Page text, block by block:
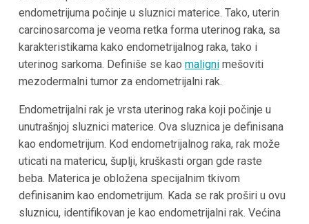
endometrijuma počinje u sluznici materice. Tako, uterin
carcinosarcoma je veoma retka forma uterinog raka, sa
karakteristikama kako endometrijalnog raka, tako i
uterinog sarkoma. Definiše se kao malignimešoviti
mezodermalni tumor za endometrijalni rak.
Endometrijalni rak je vrsta uterinog raka koji počinje u
unutrašnjoj sluznici materice. Ova sluznica je definisana
kao endometrijum. Kod endometrijalnog raka, rak može
uticati na matericu, šuplji, kruškasti organ gde raste
beba. Materica je obložena specijalnim tkivom
definisanim kao endometrijum. Kada se rak proširi u ovu
sluznicu, identifikovan je kao endometrijalni rak. Većina